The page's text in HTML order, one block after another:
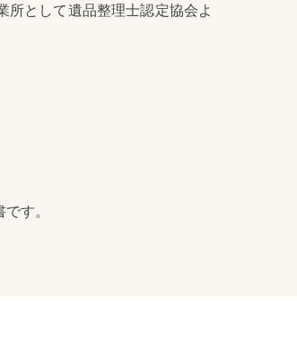
所として遺品整理士認定協会よ
す。